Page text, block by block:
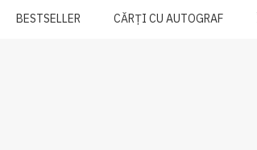
BESTSELLER CĂRȚI CU AUTOGRAF